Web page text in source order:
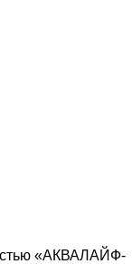
«АКВАЛАЙФ-